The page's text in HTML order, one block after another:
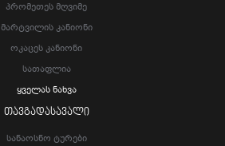
Პრომეთეს Მღვიმე
Მარტვილის Კანიონი
Ოკაცეს Კანიონი
Სათაფლია
Ყველას Ნახვა
ᲗᲐᲕᲒᲐᲓᲐᲡᲐᲕᲐᲚᲘ
Სანაოსნო Ტურები